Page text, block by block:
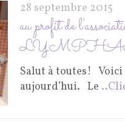
28 septembre 2015
au profit de
Salut à toutes! Voici
aujourd’hui. Le